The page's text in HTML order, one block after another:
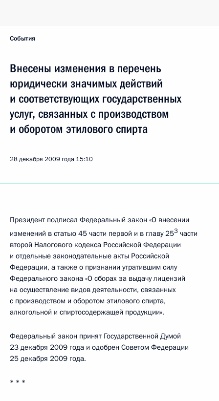
События
Внесены изменения в перечень
юридически значимых действий
и соответствующих государственных
услуг, связанных с производством
и оборотом этилового спирта
28 декабря 2009 года 15:10
Президент подписал Федеральный закон «О внесении
изменений в статью 45 части первой и в главу 253 части
второй Налогового кодекса Российской Федерации
и отдельные законодательные акты Российской
Федерации, а также о признании утратившим силу
Федерального закона «О сборах за выдачу лицензий
на осуществление видов деятельности, связанных
с производством и оборотом этилового спирта,
алкогольной и спиртосодержащей продукции».
Федеральный закон принят Государственной Думой
23 декабря 2009 года и одобрен Советом Федерации
25 декабря 2009 года.
* * *